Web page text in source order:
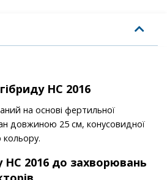
НС 2016
на основі фертильної
довжиною 25 см, конусовидної
НС 2016 до захворювань